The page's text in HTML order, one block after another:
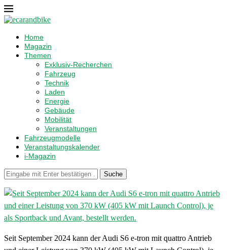
Home
Magazin
Themen
Exklusiv-Recherchen
Fahrzeug
Technik
Laden
Energie
Gebäude
Mobilität
Veranstaltungen
Fahrzeugmodelle
Veranstaltungskalender
i-Magazin
Suche
Seit September 2024 kann der Audi S6 e-tron mit quattro Antrieb